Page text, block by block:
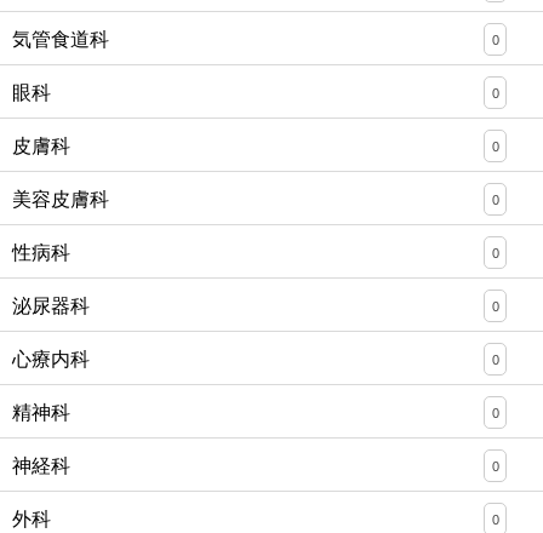
気管食道科 0
眼科 0
皮膚科 0
美容皮膚科 0
性病科 0
泌尿器科 0
心療内科 0
精神科 0
神経科 0
外科 0